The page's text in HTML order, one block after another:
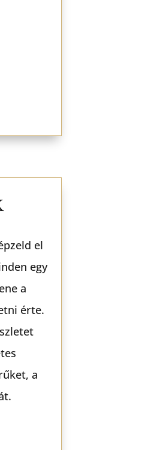
el
egy
a
érte.
a